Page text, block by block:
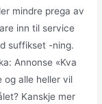
mindre prega av
inn til service
suffikset -ning.
Annonse «Kva
og alle heller vil
Kanskje mer